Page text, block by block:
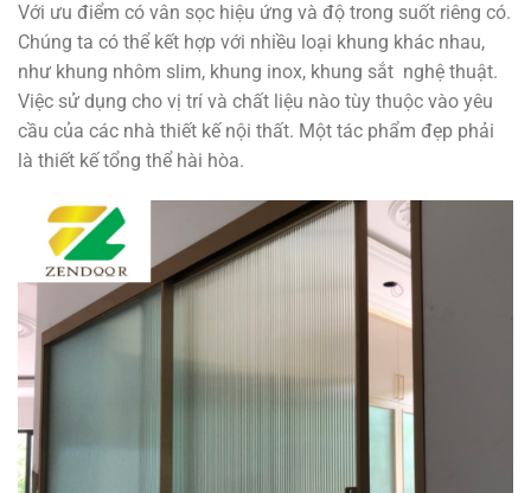
Với ưu điểm có vân sọc hiệu ứng và độ trong suốt riêng có.
Chúng ta có thể kết hợp với nhiều loại khung khác nhau,
như khung nhôm slim, khung inox, khung sắt nghệ thuật.
Việc sử dụng cho vị trí và chất liệu nào tùy thuộc vào yêu
cầu của các nhà thiết kế nội thất. Một tác phẩm đẹp phải
là thiết kế tổng thể hài hòa.